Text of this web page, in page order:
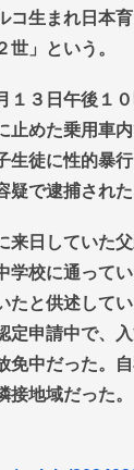
コ生まれ日本
世」という。
１３日午後１
めた乗用車内
生徒に性的暴
疑で逮捕された
来日していた
学校に通って
と供述してい
定申請中で、
免中だった。
接地域だった。